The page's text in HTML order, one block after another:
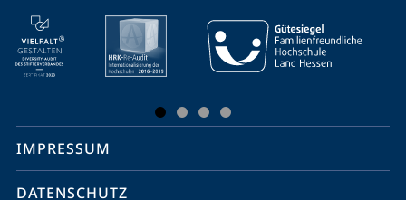
Mobile-
Service-
Navigation
Social
Media
IMPRESSUM
DATENSCHUTZ